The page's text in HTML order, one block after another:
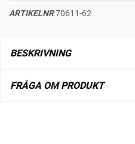
ARTIKELNR70611-62
BESKRIVNING
FRÅGA OM PRODUKT